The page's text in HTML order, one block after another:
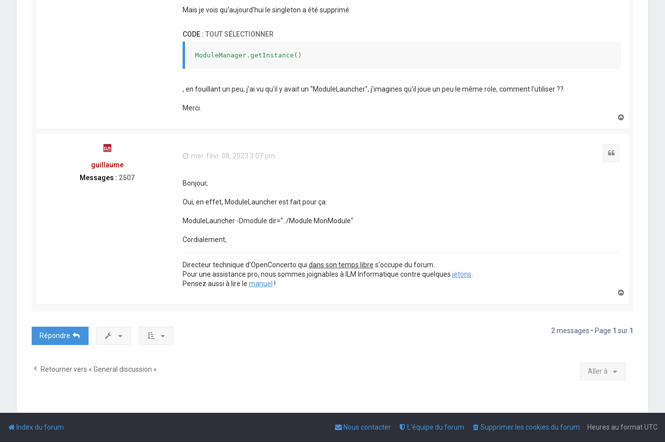
Mais je vois qu'aujourd'hui le singleton a été supprimé
CODE : TOUT SÉLECTIONNER
ModuleManager.getInstance()
, en fouillant un peu, j'ai vu qu'il y avait un "ModuleLauncher", j'imagines qu'il joue un peu le même role, comment l'utiliser ??
Merci.
guillaume
Messages : 2507
mer. févr. 08, 2023 3:07 pm
Bonjour,
Oui, en effet, ModuleLauncher est fait pour ça.
ModuleLauncher -Dmodule.dir="../Module MonModule"
Cordialement,
Directeur technique d'OpenConcerto qui dans son temps libre s'occupe du forum.
Pour une assistance pro, nous sommes joignables à ILM Informatique contre quelques jetons
Pensez aussi à lire le manuel !
Répondre
2 messages • Page 1 sur 1
Retourner vers « General discussion » Aller à
Index du forum Heures au formatUTC
Supprimer les cookies du forum
L’équipe du forum
Nous contacter